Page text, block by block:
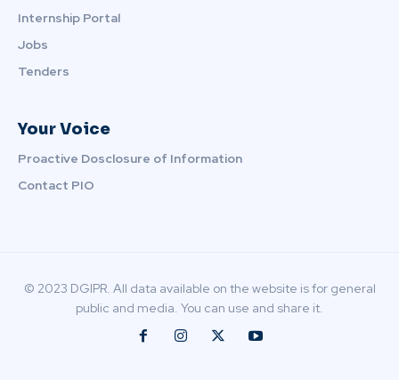
Internship Portal
Jobs
Tenders
Your Voice
Proactive Dosclosure of Information
Contact PIO
© 2023 DGIPR. All data available on the website is for general
public and media. You can use and share it.